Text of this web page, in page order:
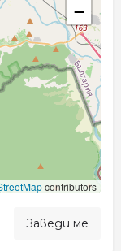
−
contributors
Заведи ме